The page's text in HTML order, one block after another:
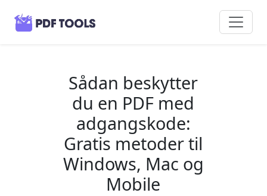
Sådan beskytter
du en PDF med
adgangskode:
Gratis metoder til
Windows, Mac og
Mobile